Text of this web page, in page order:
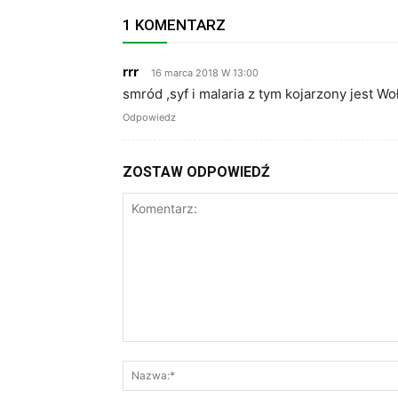
1 KOMENTARZ
rrr 16 marca 2018 W 13:00
smród ,syf i malaria z tym kojarzony jest
Odpowiedz
ZOSTAW ODPOWIEDŹ